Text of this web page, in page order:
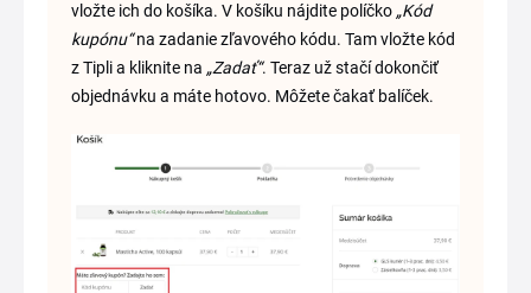
vložte ich do košíka. V košíku nájdite políčko „Kód
kupónu“na zadanie zľavového kódu. Tam vložte kód
z Tipli a kliknite na „Zadať“. Teraz už stačí dokončiť
objednávku a máte hotovo. Môžete čakať balíček.